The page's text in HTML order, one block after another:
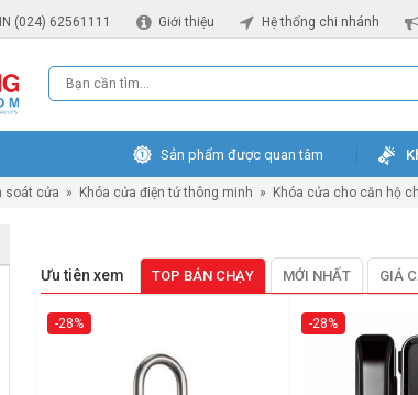
(024) 62561111 Giới thiệu Hệ thống chi nhánh
Sản phẩm được quan tâm
soát cửa » Khóa cửa điện tử thông minh » Khóa cửa cho căn hộ
Ưu tiên xem TOP BÁN CHẠY MỚI NHẤT GIÁ
-28% -28%